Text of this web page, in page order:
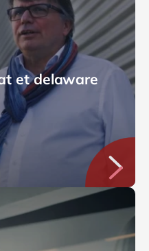
et delaware